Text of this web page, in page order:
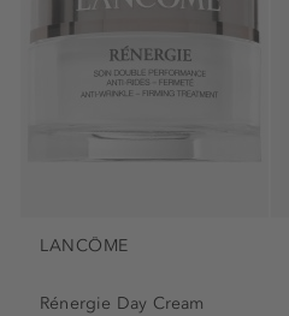
LANCÔME
Rénergie Day Cream